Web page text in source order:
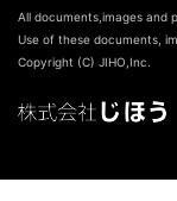
All documents,images and
Use of these documents,
Copyright (C) JIHO,Inc.